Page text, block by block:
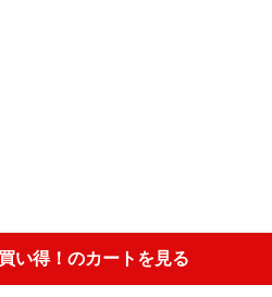
い得！のカートを見る